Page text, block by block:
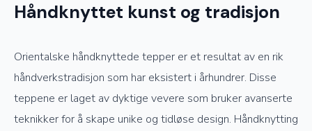
Håndknyttet kunst og tradisjon
Orientalske håndknyttede tepper er et resultat av en rik
håndverkstradisjon som har eksistert i århundrer. Disse
teppene er laget av dyktige vevere som bruker avanserte
teknikker for å skape unike og tidløse design. Håndknytting